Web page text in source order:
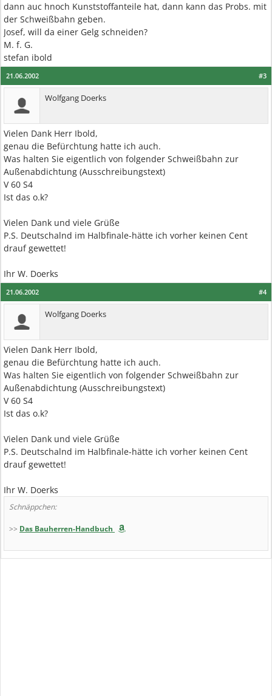
dann auc hnoch Kunststoffanteile hat, dann kann das Probs. mit
der Schweißbahn geben.
Josef, will da einer Gelg schneiden?
M. f. G.
stefan ibold
#3
21.06.2002
Wolfgang Doerks
Vielen Dank Herr Ibold,
genau die Befürchtung hatte ich auch.
Was halten Sie eigentlich von folgender Schweißbahn zur
Außenabdichtung (Ausschreibungstext)
V 60 S4
Ist das o.k?
Vielen Dank und viele Grüße
P.S. Deutschalnd im Halbfinale-hätte ich vorher keinen Cent
drauf gewettet!
Ihr W. Doerks
#4
21.06.2002
Wolfgang Doerks
Vielen Dank Herr Ibold,
genau die Befürchtung hatte ich auch.
Was halten Sie eigentlich von folgender Schweißbahn zur
Außenabdichtung (Ausschreibungstext)
V 60 S4
Ist das o.k?
Vielen Dank und viele Grüße
P.S. Deutschalnd im Halbfinale-hätte ich vorher keinen Cent
drauf gewettet!
Ihr W. Doerks
Schnäppchen:
>> Das Bauherren-Handbuch